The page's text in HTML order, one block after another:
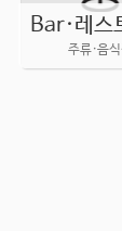
Bar·레스
주류·음